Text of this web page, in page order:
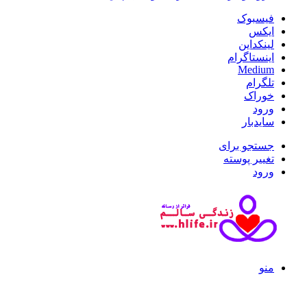
فیسبوک
ایکس
لینکداین
اینستاگرام
Medium
تلگرام
خوراک
ورود
سایدبار
جستجو برای
تغییر پوسته
ورود
منو